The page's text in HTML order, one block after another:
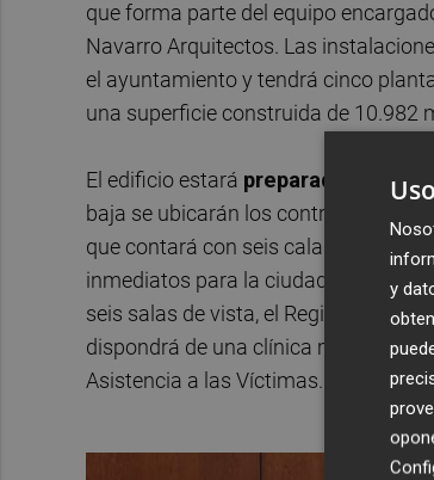
que forma parte del equipo
Navarro Arquitectos. Las
el ayuntamiento y tendrá cinco
una superficie construida de 10.982
El edificio estará preparado para
baja se ubicarán los controles de
que contará con seis calabozos, y
inmediatos para la ciudadanía
seis salas de vista, el Registro Civil
dispondrá de una clínica médico-
Asistencia a las Víctimas.
y